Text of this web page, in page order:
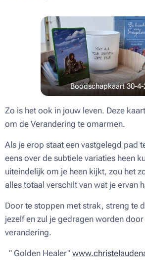
Boodschapkaart 30-4-
Zo is het ook in jouw leven. Deze
om de Verandering te omarmen.
Als je erop staat een vastgelegd pad
eens over de subtiele variaties heen
uiteindelijk om je heen kijkt, zou het
alles totaal verschilt van wat je ervan
Door te stoppen met strak, streng te
jezelf en zul je gedragen worden
verandering.
" Golden Healer"